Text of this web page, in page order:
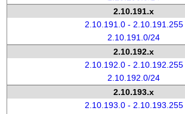
2.10.191.x
2.10.191.0 - 2.10.191.255
2.10.191.0/24
2.10.192.x
2.10.192.0 - 2.10.192.255
2.10.192.0/24
2.10.193.x
2.10.193.0 - 2.10.193.255